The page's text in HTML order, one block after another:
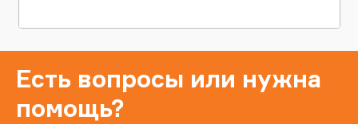
Есть вопросы или нужна
помощь?